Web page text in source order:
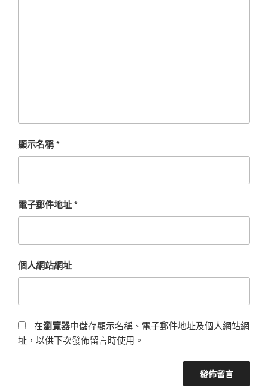
顯示名稱*
電子郵件地址*
個人網站網址
在瀏覽器中儲存顯示名稱、電子郵件地址及個人網站網
址，以供下次發佈留言時使用。